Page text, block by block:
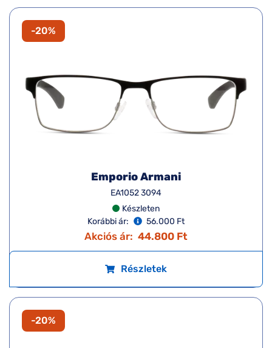
-20%
Emporio Armani
EA1052 3094
Készleten
Korábbi ár:
56.000 Ft
Akciós ár: 44.800 Ft
Részletek
-20%